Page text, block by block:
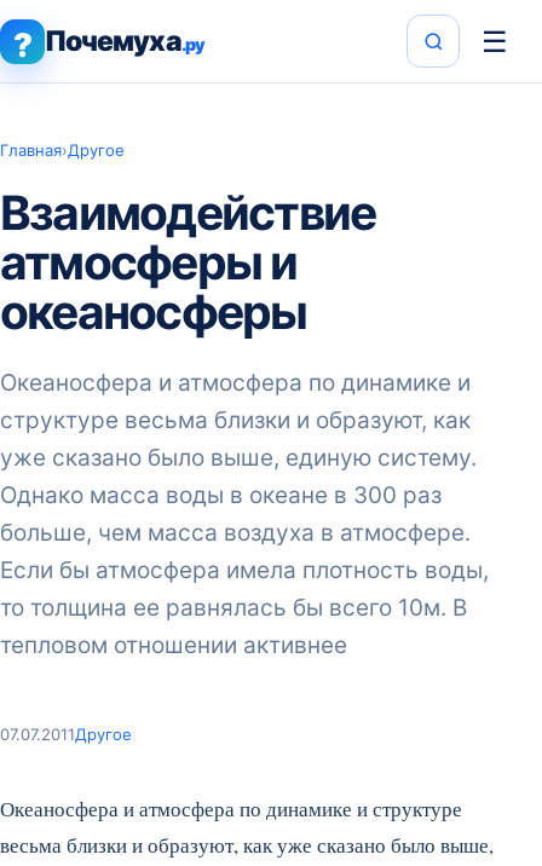
? Почемуха.ру ☰
Главная›Другое
Взаимодействие
атмосферы и
океаносферы
Океаносфера и атмосфера по динамике и
структуре весьма близки и образуют, как
уже сказано было выше, единую систему.
Однако масса воды в океане в 300 раз
больше, чем масса воздуха в атмосфере.
Если бы атмосфера имела плотность воды,
то толщина ее равнялась бы всего 10м. В
тепловом отношении активнее
07.07.2011Другое
Океаносфера и атмосфера по динамике и структуре
весьма близки и образуют, как уже сказано было выше,